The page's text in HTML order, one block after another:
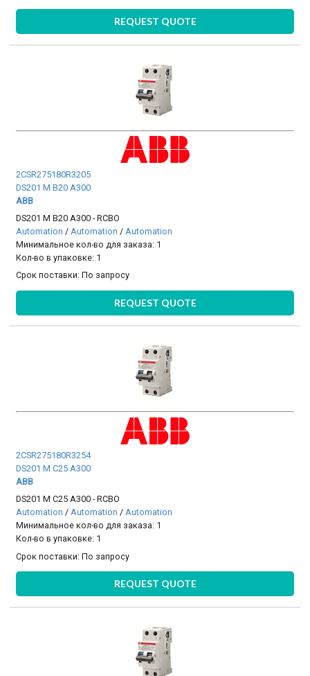
REQUEST QUOTE
2CSR275180R3205
DS201 M B20 A300
ABB
DS201 M B20 A300 - RCBO
Automation / Automation / Automation
Минимальное кол-во для заказа: 1
Кол-во в упаковке: 1
Срок поставки:По запросу
REQUEST QUOTE
2CSR275180R3254
DS201 M C25 A300
ABB
DS201 M C25 A300 - RCBO
Automation /Automation /Automation
Минимальное кол-во для заказа: 1
Кол-во в упаковке: 1
Срок поставки:По запросу
REQUEST QUOTE